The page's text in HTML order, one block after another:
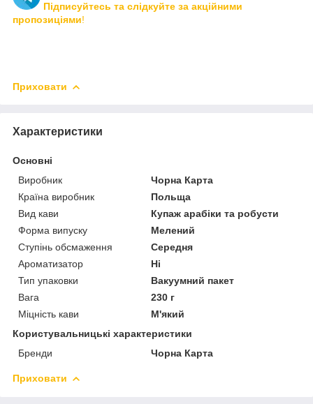
Підписуйтесь та слідкуйте за акційними
пропозиціями!
Приховати
Характеристики
Основні
Виробник
Чорна Карта
Країна виробник
Польща
Вид кави
Купаж арабіки та робусти
Форма випуску
Мелений
Ступінь обсмаження
Середня
Ароматизатор
Ні
Тип упаковки
Вакуумний пакет
Вага
230 г
Міцність кави
М'який
Користувальницькі характеристики
Бренди
Чорна Карта
Приховати